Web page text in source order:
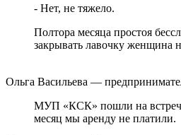
- Нет, не тяжело.
Полтора месяца простоя
закрывать лавочку женщина
Ольга Васильева —
МУП «КСК» пошли на
месяц мы аренду не платили.